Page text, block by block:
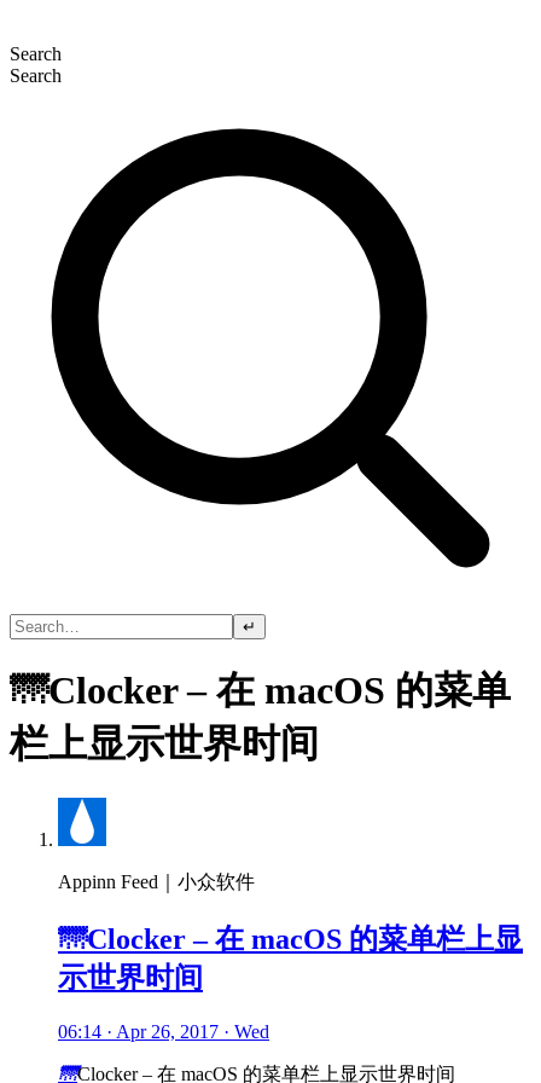
Search
Search
↵
🌁Clocker – 在 macOS 的菜单
栏上显示世界时间
Appinn Feed｜小众软件
🌁Clocker – 在 macOS 的菜单栏上显
示世界时间
06:14 · Apr 26, 2017 · Wed
🌁Clocker – 在 macOS 的菜单栏上显示世界时间